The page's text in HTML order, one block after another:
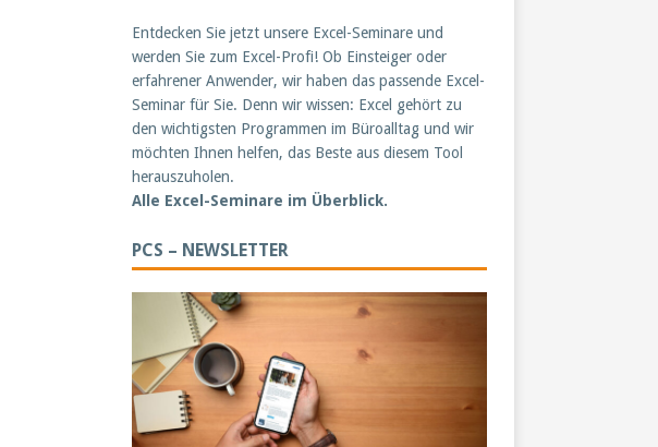
Entdecken Sie jetzt unsere Excel-Seminare und
werden Sie zum Excel-Profi! Ob Einsteiger oder
erfahrener Anwender, wir haben das passende Excel-
Seminar für Sie. Denn wir wissen: Excel gehört zu
den wichtigsten Programmen im Büroalltag und wir
möchten Ihnen helfen, das Beste aus diesem Tool
herauszuholen.
Alle Excel-Seminare im Überblick.
PCS – NEWSLETTER